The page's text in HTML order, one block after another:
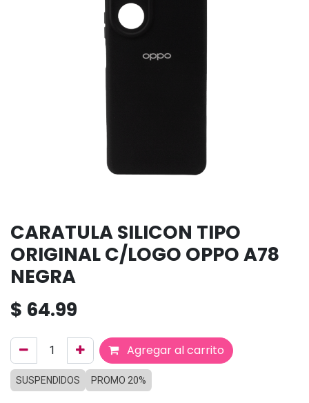
CARATULA SILICON TIPO
ORIGINAL C/LOGO OPPO A78
NEGRA
$ 64.99
Agregar al carrito
SUSPENDIDOS PROMO 20%